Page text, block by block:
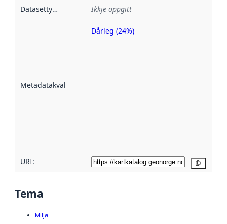
Datasettype Ikkje oppgitt
Metadatakvalitet
Metadatakvalitet
Dårleg (24%)
URI:
Tema
Miljø